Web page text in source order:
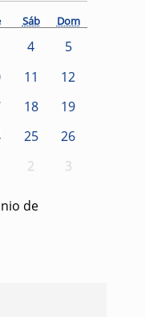
Sáb Dom
4
5
11
12
18
19
25
26
2 3
de